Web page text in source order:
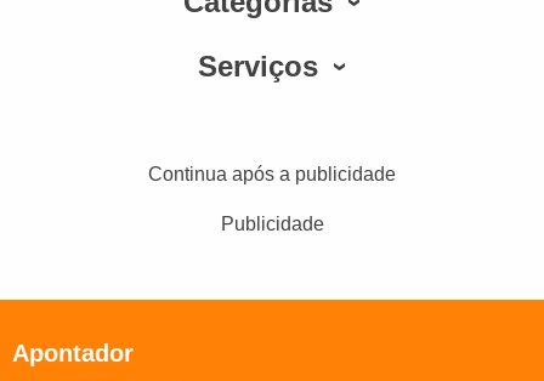
Serviços
Continua após a publicidade
Publicidade
Apontador